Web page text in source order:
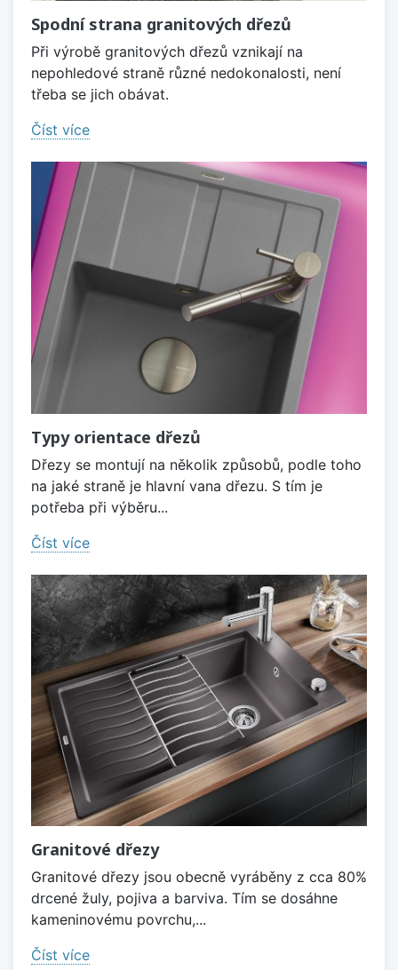
Spodní strana granitových dřezů
Při výrobě granitových dřezů vznikají na
nepohledové straně různé nedokonalosti, není
třeba se jich obávat.
Číst více
Typy orientace dřezů
Dřezy se montují na několik způsobů, podle toho
na jaké straně je hlavní vana dřezu. S tím je
potřeba při výběru...
Číst více
Granitové dřezy
Granitové dřezy jsou obecně vyráběny z cca 80%
drcené žuly, pojiva a barviva. Tím se dosáhne
kameninovému povrchu,...
Číst více